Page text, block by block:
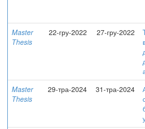
Master
Thesis
22-гру-2022 27-гру-2022
Master
Thesis
29-тра-2024 31-тра-2024